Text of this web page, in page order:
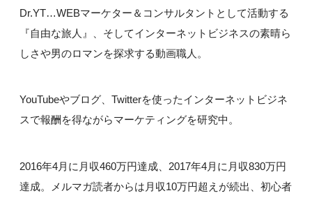
Dr.YT…WEBマーケター＆コンサルタントとして活動する
『自由な旅人』、そしてインターネットビジネスの素晴ら
しさや男のロマンを探求する動画職人。
YouTubeやブログ、Twitterを使ったインターネットビジネ
スで報酬を得ながらマーケティングを研究中。
2016年4月に月収460万円達成、2017年4月に月収830万円
達成。メルマガ読者からは月収10万円超えが続出、初心者